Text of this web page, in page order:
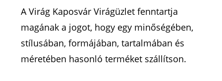
A Virág Kaposvár Virágüzlet fenntartja
magának a jogot, hogy egy minőségében,
stílusában, formájában, tartalmában és
méretében hasonló terméket szállítson.